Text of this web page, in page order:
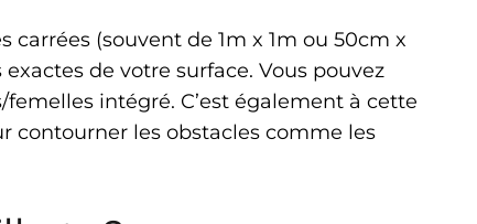
(souvent de 1m x 1m ou 50cm x
de votre surface. Vous pouvez
intégré. C’est également à cette
contourner les obstacles comme les